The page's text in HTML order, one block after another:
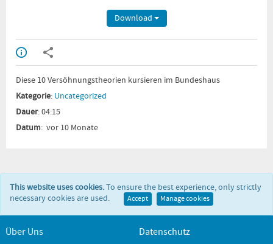
Download
Diese 10 Versöhnungstheorien kursieren im Bundeshaus
Kategorie: Uncategorized
Dauer: 04:15
Datum: vor 10 Monate
This website uses cookies.To ensure the best experience, only strictly
necessary cookies are used.
Accept Manage cookies
Über Uns
Datenschutz